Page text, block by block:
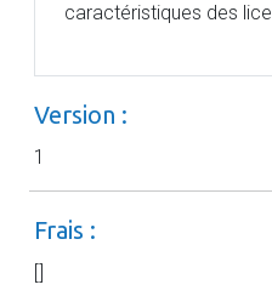
caractéristiques des
Version :
1
Frais :
[]